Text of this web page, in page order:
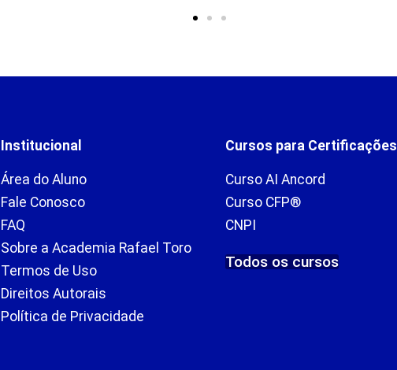
Institucional
Área do Aluno
Fale Conosco
FAQ
Sobre a Academia Rafael Toro
Termos de Uso
Direitos Autorais
Política de Privacidade
Cursos para Certificações
Curso AI Ancord
Curso CFP®
CNPI
Todos os cursos